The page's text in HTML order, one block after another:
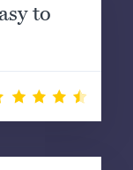
to